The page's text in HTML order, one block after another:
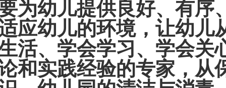
为幼儿提供良好、有序
应幼儿的环境，让幼儿
活、学会学习、学会关
和实践经验的专家，从